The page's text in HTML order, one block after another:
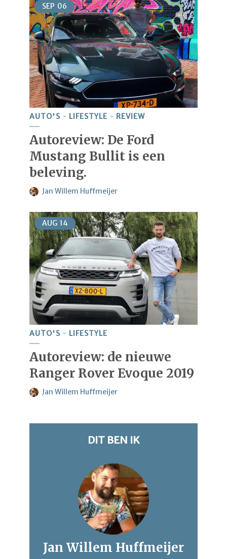
SEP 06
AUTO'S LIFESTYLE REVIEW
Autoreview: De Ford
Mustang Bullit is een
beleving.
Jan Willem Huffmeijer
AUG 14
AUTO'S LIFESTYLE
Autoreview: de nieuwe
Ranger Rover Evoque 2019
Jan Willem Huffmeijer
DIT BEN IK
Jan Willem Huffmeijer